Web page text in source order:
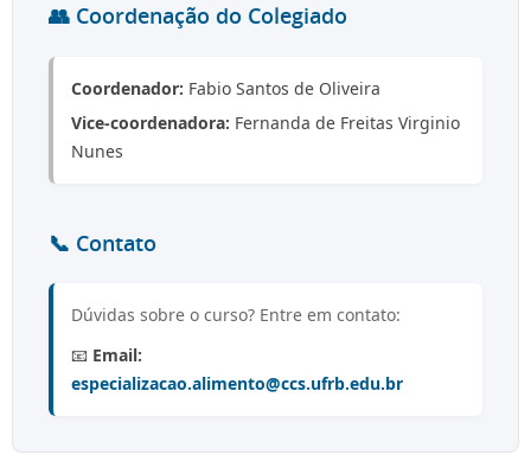
👥 Coordenação do Colegiado
Coordenador: Fabio Santos de Oliveira
Vice-coordenadora: Fernanda de Freitas Virginio
Nunes
📞 Contato
Dúvidas sobre o curso? Entre em contato:
📧 Email:
especializacao.alimento@ccs.ufrb.edu.br